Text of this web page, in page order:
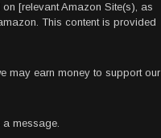
[relevant Amazon Site(s), as
This content is provided
may earn money to support our
message.